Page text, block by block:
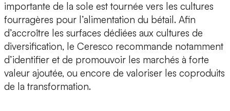
importante de la sole est tournée vers les cultures
fourragères pour l’alimentation du bétail. Afin
d’accroître les surfaces dédiées aux cultures de
diversification, le Ceresco recommande notamment
d’identifier et de promouvoir les marchés à forte
valeur ajoutée, ou encore de valoriser les coproduits
de la transformation.